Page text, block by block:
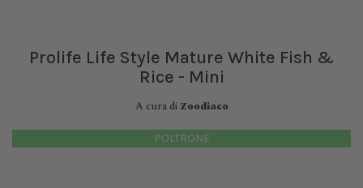
Prolife Life Style Mature White Fish &
Rice - Mini
A cura di Zoodiaco
POLTRONE